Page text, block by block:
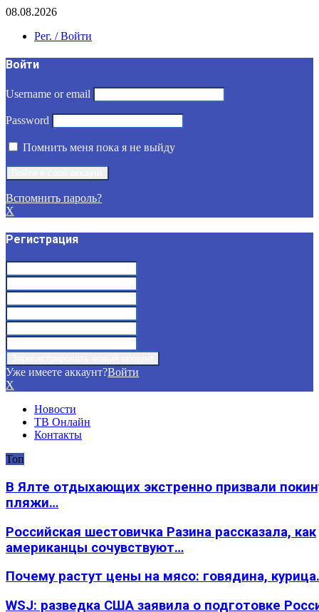
08.08.2026
Рег. / Войти
Войти
Username or email
Password
Помнить меня пока я не выйду
Вспомнить пароль?
X
Регистрация
Уже имеете аккаунт?Войти
X
Новости
ТВ Онлайн
Контакты
Топ
В Ялте отдыхающих экстренно призвали
пляжи…
Российская шестовичка Разина рассказала, как
американцы сочувствуют…
Почему растут цены на мясо: говядина,
WSJ: разведка США заявила о подготовке